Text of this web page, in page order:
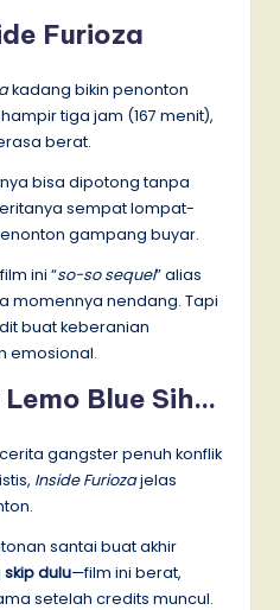
Furioza
kadang bikin penonton
tiga jam (167 menit),
berat.
bisa dipotong tanpa
sempat lompat-
gampang buyar.
ini “so-so sequel” alias
momennya nendang. Tapi
buat keberanian
emosional.
Blue Sih…
gangster penuh konflik
Inside Furiozajelas
santai buat akhir
skip dulu—film ini berat,
setelah credits muncul.